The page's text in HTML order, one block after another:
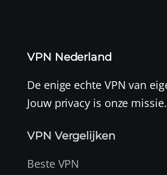
VPN Nederland
De enige echte VPN van
Jouw privacy is onze missie.
VPN Vergelijken
Beste VPN